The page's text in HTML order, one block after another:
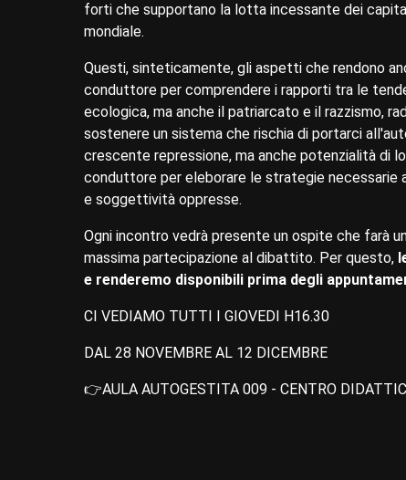
forti che supportano la lotta incessante dei
mondiale.
Questi, sinteticamente, gli aspetti che rendono
conduttore per comprendere i rapporti tra le
ecologica, ma anche il patriarcato e il razzismo,
sostenere un sistema che rischia di portarci
crescente repressione, ma anche potenzialità di
conduttore per eleborare le strategie necessarie
e soggettività oppresse.
Ogni incontro vedrà presente un ospite che farà
massima partecipazione al dibattito. Per questo,
e renderemo disponibili prima degli
CI VEDIAMO TUTTI I GIOVEDI H16.30
DAL 28 NOVEMBRE AL 12 DICEMBRE
👉AULA AUTOGESTITA 009 - CENTRO